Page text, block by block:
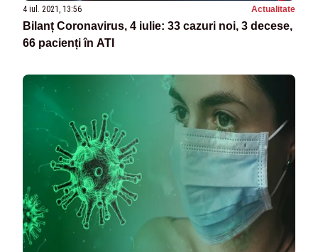
4 iul. 2021, 13:56 Actualitate
Bilanț Coronavirus, 4 iulie: 33 cazuri noi, 3 decese,
66 pacienți în ATI